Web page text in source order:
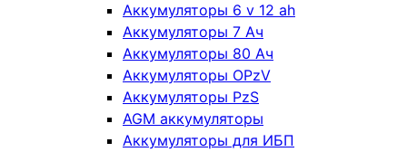
Аккумуляторы 6 v 12 ah
Аккумуляторы 7 Ач
Аккумуляторы 80 Ач
Аккумуляторы OPzV
Аккумуляторы PzS
AGM аккумуляторы
Аккумуляторы для ИБП